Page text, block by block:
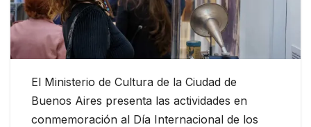
El Ministerio de Cultura de la Ciudad de
Buenos Aires presenta las actividades en
conmemoración al Día Internacional de los